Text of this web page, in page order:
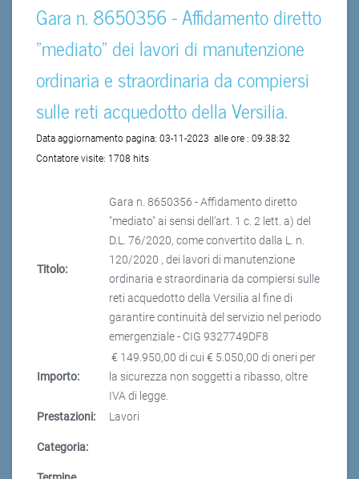
Gara n. 8650356 - Affidamento diretto
"mediato" dei lavori di manutenzione
ordinaria e straordinaria da compiersi
sulle reti acquedotto della Versilia.
Data aggiornamento pagina: 03-11-2023 alle ore : 09:38:32
Contatore visite: 1708 hits
Titolo:
Gara n. 8650356 - Affidamento diretto
"mediato" ai sensi dell’art. 1 c. 2 lett. a) del
D.L. 76/2020, come convertito dalla L. n.
120/2020 , dei lavori di manutenzione
ordinaria e straordinaria da compiersi sulle
reti acquedotto della Versilia al fine di
garantire continuità del servizio nel periodo
emergenziale - CIG 9327749DF8
Importo:
€ 149.950,00 di cui € 5.050,00 di oneri per
la sicurezza non soggetti a ribasso, oltre
IVA di legge.
Prestazioni:
Lavori
Categoria: